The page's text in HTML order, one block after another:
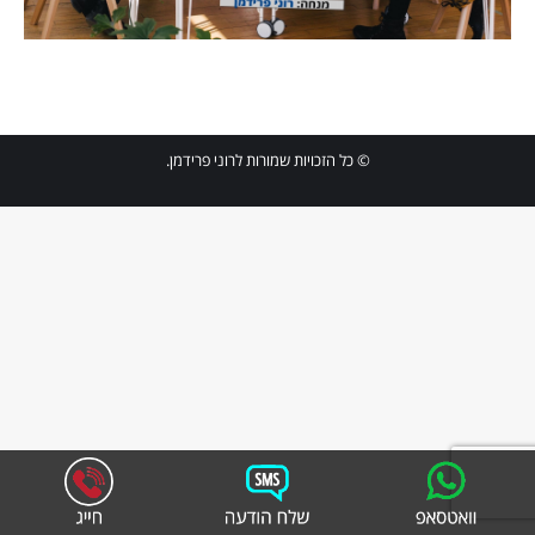
© כל הזכויות שמורות לרוני פרידמן.